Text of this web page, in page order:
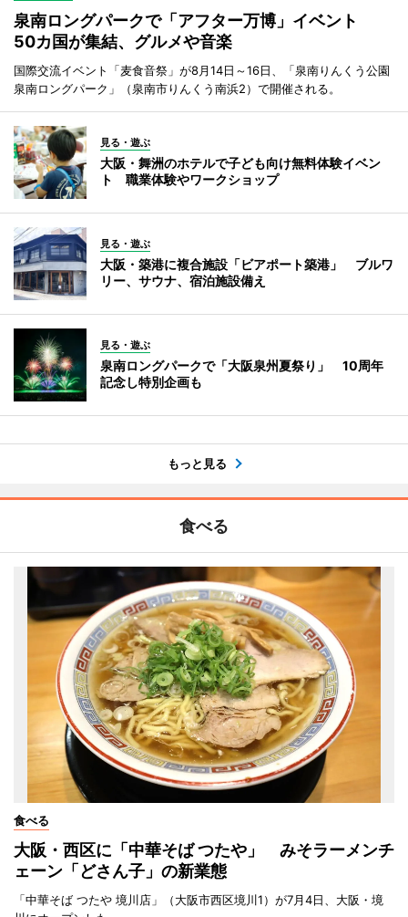
泉南ロングパークで「アフター万博」イベント
50カ国が集結、グルメや音楽
国際交流イベント「麦食音祭」が8月14日～16日、「泉南りんくう公園
泉南ロングパーク」（泉南市りんくう南浜2）で開催される。
見る・遊ぶ
大阪・舞洲のホテルで子ども向け無料体験イベン
ト 職業体験やワークショップ
見る・遊ぶ
大阪・築港に複合施設「ビアポート築港」 ブルワ
リー、サウナ、宿泊施設備え
見る・遊ぶ
泉南ロングパークで「大阪泉州夏祭り」 10周年
記念し特別企画も
もっと見る
食べる
食べる
大阪・西区に「中華そば つたや」 みそラーメンチ
ェーン「どさん子」の新業態
「中華そば つたや 境川店」（大阪市西区境川1）が7月4日、大阪・境